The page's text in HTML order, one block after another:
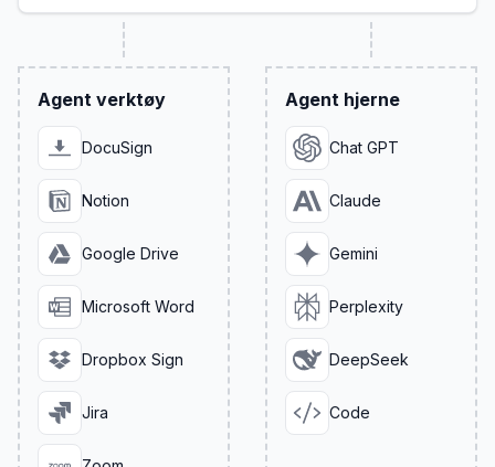
Agent verktøy
DocuSign
Notion
Google Drive
Microsoft Word
Dropbox Sign
Jira
Agent hjerne
Chat GPT
Claude
Gemini
Perplexity
DeepSeek
Code